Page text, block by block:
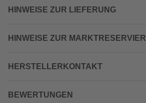
HINWEISE ZUR LIEFERUNG
HINWEISE ZUR
HERSTELLERKONTAKT
BEWERTUNGEN